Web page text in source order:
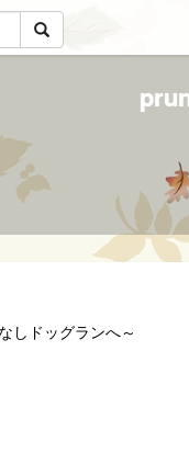
しドッグランへ～